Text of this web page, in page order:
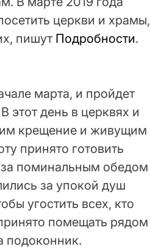
церкви и храмы,
пишут Подробности.
марта, и пройдет
этот день в церквях и
крещение и живущим
принято готовить
поминальным обедом
за упокой душ
угостить всех, кто
помещать рядом
подоконник.